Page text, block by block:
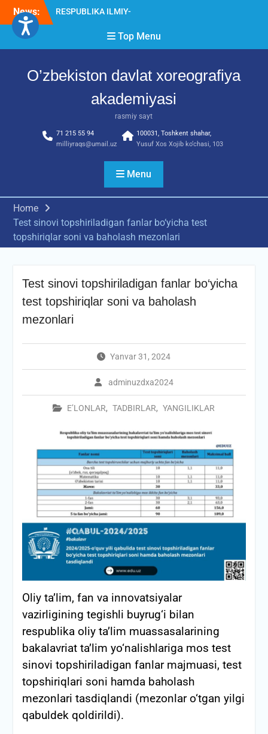
Skip
content
News:
AMALIY ANJUMANI!!!
Akademiyada “Bitiruvchi –
Top Menu
O’zbekiston davlat xoreografiya
akademiyasi
rasmiy sayt
71 215 55 94
milliyraqs@umail.uz
100031, Toshkent shahar,
Yusuf Xos Xojib ko‘chasi, 103
Menu
Home
Test sinovi topshiriladigan fanlar bo‘yicha test
topshiriqlar soni va baholash mezonlari
Test sinovi topshiriladigan fanlar bo‘yicha
test topshiriqlar soni va baholash
mezonlari
Yanvar 31, 2024
adminuzdxa2024
E’LONLAR, TADBIRLAR, YANGILIKLAR
Oliy ta’lim, fan va innovatsiyalar
vazirligining tegishli buyrug‘i bilan
respublika oliy ta’lim muassasalarining
bakalavriat ta’lim yo‘nalishlariga mos test
sinovi topshiriladigan fanlar majmuasi, test
topshiriqlari soni hamda baholash
mezonlari tasdiqlandi (mezonlar o‘tgan yilgi
qabuldek qoldirildi).